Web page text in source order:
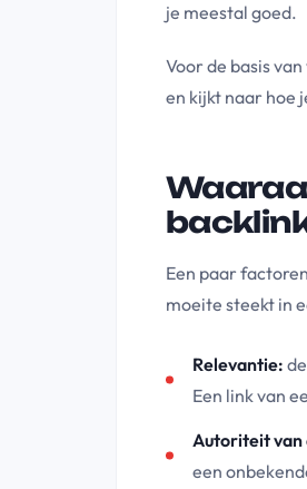
je meestal goed.
Voor de basis
en kijkt naar hoe
Een paar
moeite steekt in
Relevantie:
Een link van
Autoriteit van
een